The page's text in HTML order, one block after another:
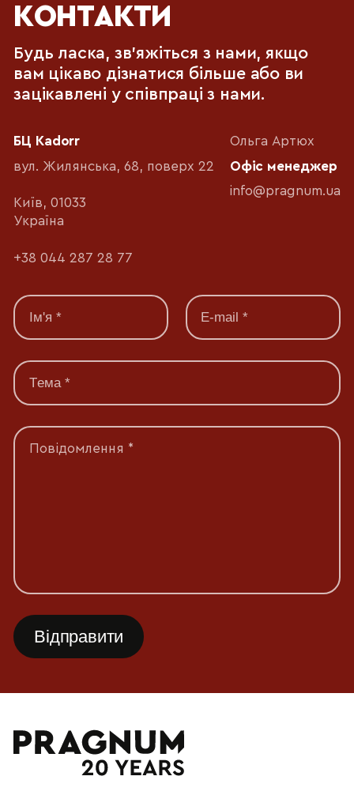
КОНТАКТИ
Будь ласка, зв'яжіться з нами, якщо
вам цікаво дізнатися більше або ви
зацікавлені у співпраці з нами.
БЦ Kadorr
вул. Жилянська, 68, поверх 22
Київ, 01033
Україна
+38 044 287 28 77
Ольга Артюх
Офіс менеджер
info@pragnum.ua
Повідомлення *